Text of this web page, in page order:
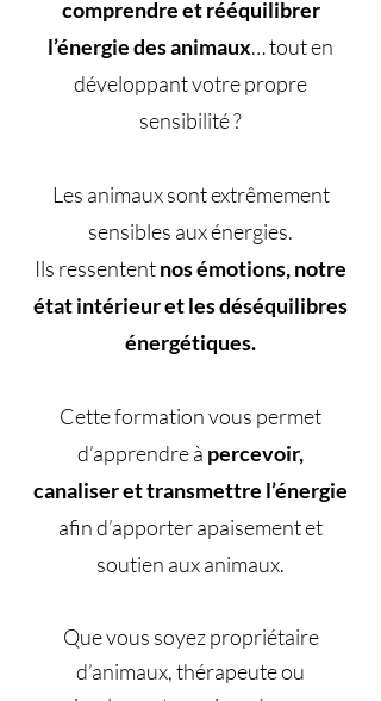
comprendre et rééquilibrer
l’énergie des animaux… tout en
développant votre propre
sensibilité ?
Les animaux sont extrêmement
sensibles aux énergies.
Ils ressententnos émotions, notre
état intérieur et les déséquilibres
énergétiques.
Cette formation vous permet
d’apprendre à percevoir,
canaliser et transmettre l’énergie
afin d’apporter apaisement et
soutien aux animaux.
Que vous soyez propriétaire
d’animaux, thérapeute ou